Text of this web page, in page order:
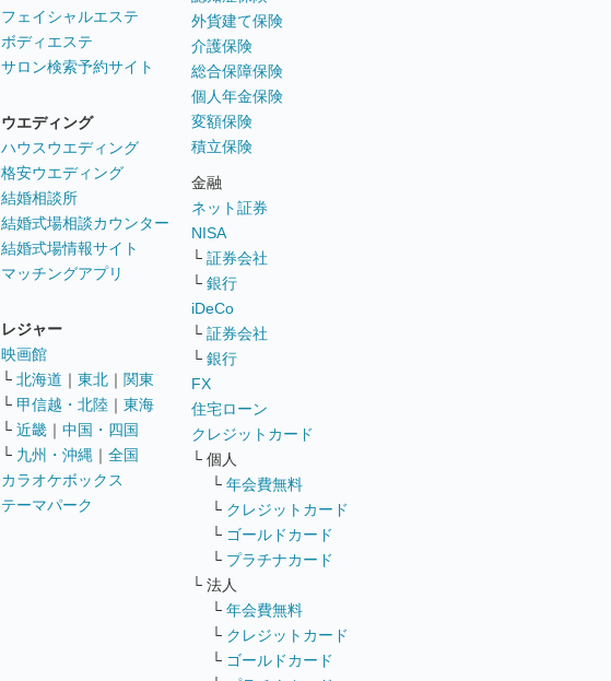
フェイシャルエステ
ボディエステ
サロン検索予約サイト
ウエディング
ハウスウエディング
格安ウエディング
結婚相談所
結婚式場相談カウンター
結婚式場情報サイト
マッチングアプリ
レジャー
映画館
└ 北海道 ｜ 東北 ｜ 関東
└ 甲信越・北陸 ｜ 東海
└ 近畿 ｜ 中国・四国
└ 九州・沖縄 ｜ 全国
カラオケボックス
テーマパーク
外貨建て保険
介護保険
総合保障保険
個人年金保険
変額保険
積立保険
金融
ネット証券
NISA
└ 証券会社
└ 銀行
iDeCo
└ 証券会社
└ 銀行
FX
住宅ローン
クレジットカード
└ 個人
└ 年会費無料
└ クレジットカード
└ ゴールドカード
└ プラチナカード
└ 法人
└ 年会費無料
└ クレジットカード
└ ゴールドカード